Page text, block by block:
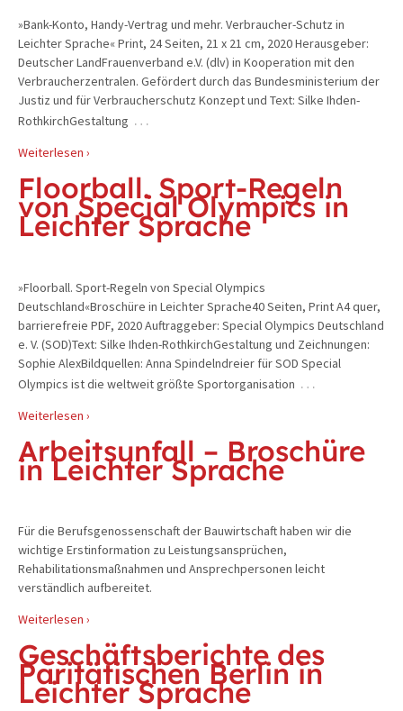
»Bank-Konto, Handy-Vertrag und mehr. Verbraucher-Schutz in
Leichter Sprache« Print, 24 Seiten, 21 x 21 cm, 2020 Herausgeber:
Deutscher LandFrauenverband e.V. (dlv) in Kooperation mit den
Verbraucherzentralen. Gefördert durch das Bundesministerium der
Justiz und für Verbraucherschutz Konzept und Text: Silke Ihden-
RothkirchGestaltung …
Weiterlesen ›
Floorball. Sport-Regeln
von Special Olympics in
Leichter Sprache
»Floorball. Sport-Regeln von Special Olympics
Deutschland«Broschüre in Leichter Sprache40 Seiten, Print A4 quer,
barrierefreie PDF, 2020 Auftraggeber: Special Olympics Deutschland
e. V. (SOD)Text: Silke Ihden-RothkirchGestaltung und Zeichnungen:
Sophie AlexBildquellen: Anna Spindelndreier für SOD Special
Olympics ist die weltweit größte Sportorganisation …
Weiterlesen ›
Arbeitsunfall – Broschüre
in Leichter Sprache
Für die Berufsgenossenschaft der Bauwirtschaft haben wir die
wichtige Erstinformation zu Leistungsansprüchen,
Rehabilitationsmaßnahmen und Ansprechpersonen leicht
verständlich aufbereitet.
Weiterlesen ›
Geschäftsberichte des
Paritätischen Berlin in
Leichter Sprache